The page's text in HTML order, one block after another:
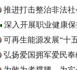
推进打击整治非法
深入开展职业健康
可再生能源发展“十
弘扬爱国拥军爱民
中
中